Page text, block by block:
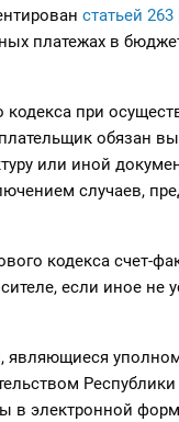
статьей 263
платежах в
кодекса при
обязан
или иной
случаев,
кодекса счет-
если иное не
являющиеся
в электронной